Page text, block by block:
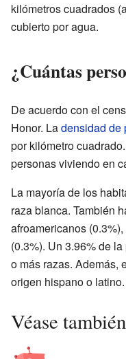
kilómetros cuadrados
cubierto por agua.
¿Cuántas
De acuerdo con el
Honor. Ladensidad de
por kilómetro
personas viviendo en
La mayoría de los
raza blanca. También
afroamericanos
(0.3%). Un 3.96% de
o más razas. Además,
origen hispano o latino.
Véase también